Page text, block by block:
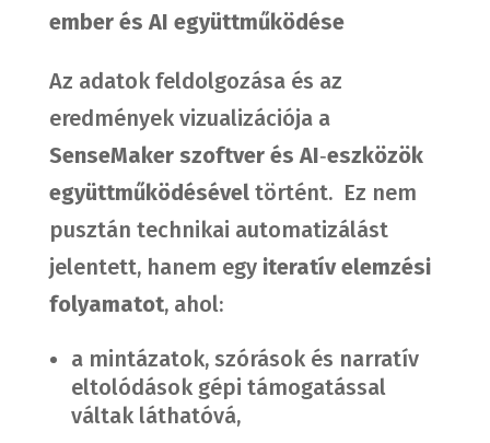
ember és AI együttműködése
Az adatok feldolgozása és az
eredmények vizualizációja a
SenseMaker szoftver és AI‑eszközök
együttműködéséveltörtént. Ez nem
pusztán technikai automatizálást
jelentett, hanem egy iteratív elemzési
folyamatot, ahol:
a mintázatok, szórások és narratív
eltolódások gépi támogatással
váltak láthatóvá,